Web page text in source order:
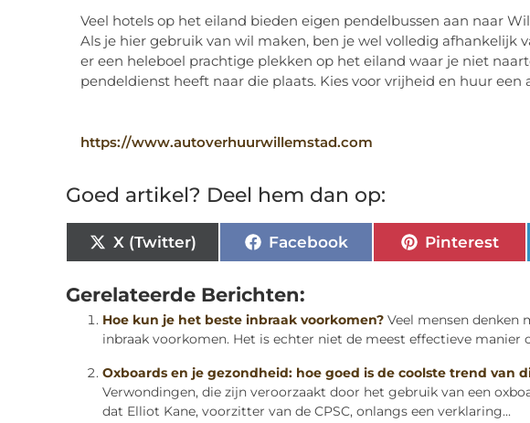
Veel hotels op het eiland bieden eigen pendelbussen aan naar
Als je hier gebruik van wil maken, ben je wel volledig afhankelijk
er een heleboel prachtige plekken op het eiland waar je niet
pendeldienst heeft naar die plaats. Kies voor vrijheid en huur een
https://www.autoverhuurwillemstad.com
Goed artikel? Deel hem dan op:
X (Twitter) Facebook Pinterest
Gerelateerde Berichten:
Hoe kun je het beste inbraak voorkomen? Veel mensen denken
inbraak voorkomen. Het is echter niet de meest effectieve manier
Oxboards en je gezondheid: hoe goed is de coolste trend van
Verwondingen, die zijn veroorzaakt door het gebruik van een
dat Elliot Kane, voorzitter van de CPSC, onlangs een verklaring...